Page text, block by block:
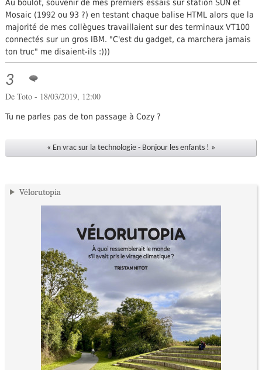
Au boulot, souvenir de mes premiers essais sur station SUN et
Mosaic (1992 ou 93 ?) en testant chaque balise HTML alors que la
majorité de mes collègues travaillaient sur des terminaux VT100
connectés sur un gros IBM. "C'est du gadget, ca marchera jamais
ton truc" me disaient-ils :)))
3
De Toto - 18/03/2019, 12:00
Tu ne parles pas de ton passage à Cozy ?
« En vrac sur la technologie - Bonjour les enfants ! »
Vélorutopia